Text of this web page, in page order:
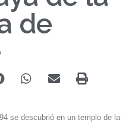
de
se descubrió en un templo de la